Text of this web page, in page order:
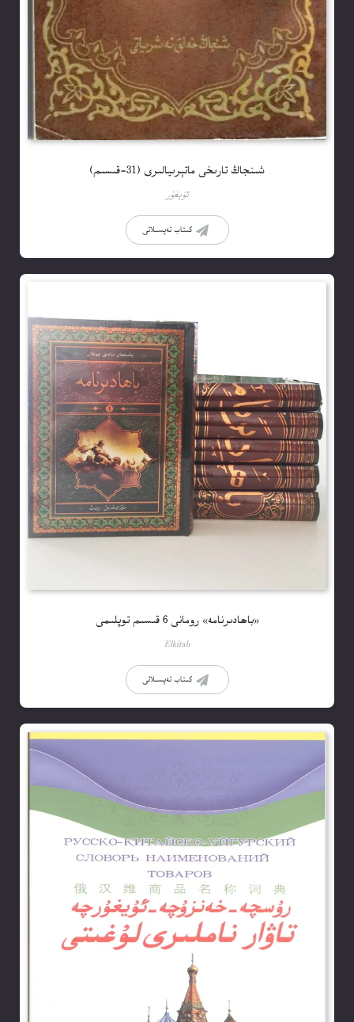
شىنجاڭ تارىخى ماتېرىيالىرى (31-قىسىم)
ئۇيغۇر
كىتاب تەپسىلاتى
«باھادىرنامە» رومانى 6 قىسىم توپلىمى
Elkitab
كىتاب تەپسىلاتى